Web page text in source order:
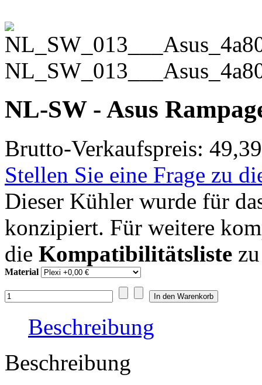
NL-SW - Asus
Brutto-Verkaufspreis:
Stellen Sie eine Frage zu
Dieser Kühler wurde für
konzipiert. Für weitere
die Kompatibilitätsliste
Material
Beschreibung
Beschreibung